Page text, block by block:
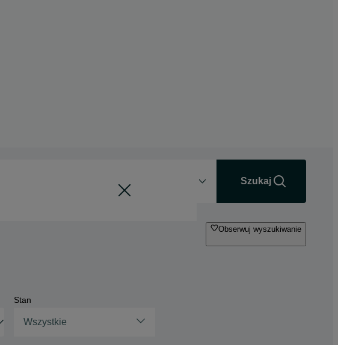
Szukaj
Obserwuj wyszukiwanie
Stan
Wszystkie